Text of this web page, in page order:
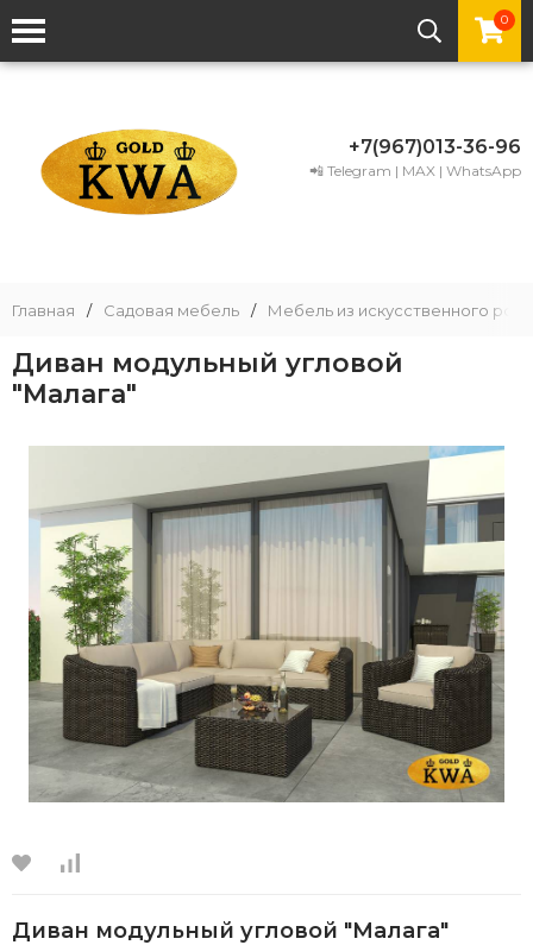
0
+7(967)013-36-96
📲 Telegram | MAX | WhatsApp
Главная / Садовая мебель / Мебель из искусственного
Диван модульный угловой
"Малага"
Диван модульный угловой "Малага"